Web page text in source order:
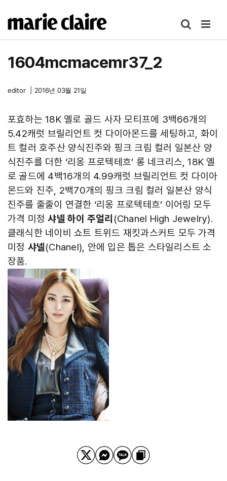
텐
뛰
1604mcmacemr37_2
editor 2016년 03월 21일
포효하는 18K 옐로 골드 사자 모티프에 3백66개의
5.42캐럿 브릴리언트 컷 다이아몬드를 세팅하고, 화이
트 컬러 호주산 양식진주와 핑크 크림 컬러 일본산 양
식진주를 더한 ‘리옹 프로텍테흐’ 롱 네크리스, 18K 옐
로 골드에 4백16개의 4.99캐럿 브릴리언트 컷 다이아
몬드와 진주, 2백70개의 핑크 크림 컬러 일본산 양식
진주를 줄줄이 연결한 ‘리옹 프로텍테흐’ 이어링 모두
가격 미정샤넬 하이 주얼리 (Chanel High Jewelry).
클래식한 네이비 쇼트 트위드 재킷과스커트 모두 가격
미정 샤넬(Chanel), 안에 입은 톱은 스타일리스트 소
장품.